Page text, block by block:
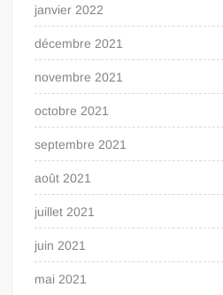
janvier 2022
décembre 2021
novembre 2021
octobre 2021
septembre 2021
août 2021
juillet 2021
juin 2021
mai 2021